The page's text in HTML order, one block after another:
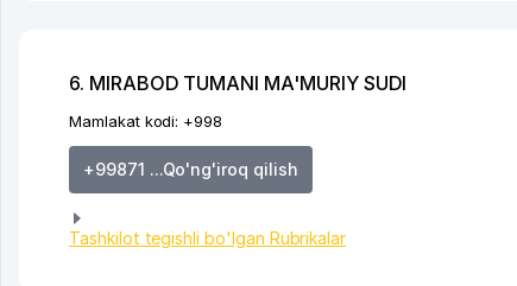
6. MIRABOD TUMANI MA'MURIY SUDI
Mamlakat kodi: +998
+99871 ...Qo'ng'iroq qilish
Tashkilot tegishli bo'lgan Rubrikalar